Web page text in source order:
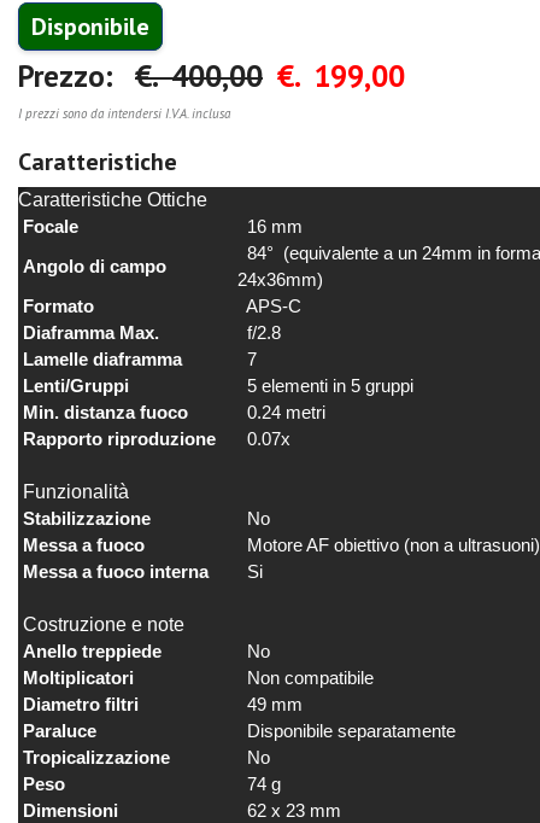
Disponibile
Prezzo: €. 400,00 €. 199,00
I prezzi sono da intendersi I.V.A. inclusa
Caratteristiche
Caratteristiche Ottiche
Focale
16 mm
Angolo di campo
84° (equivalente a un 24mm in
24x36mm)
Formato
APS-C
Diaframma Max.
f/2.8
Lamelle diaframma
7
Lenti/Gruppi
5 elementi in 5 gruppi
Min. distanza fuoco
0.24 metri
Rapporto riproduzione
0.07x
Funzionalità
Stabilizzazione
No
Messa a fuoco
Motore AF obiettivo (non a ultrasuoni)
Messa a fuoco interna
Si
Costruzione e note
Anello treppiede
No
Moltiplicatori
Non compatibile
Diametro filtri
49 mm
Paraluce
Disponibile separatamente
Tropicalizzazione
No
Peso
74 g
Dimensioni
62 x 23 mm